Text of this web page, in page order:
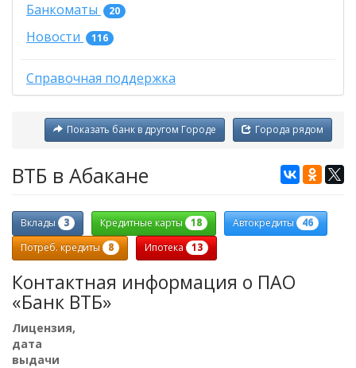
Банкоматы 20
Новости 116
Справочная поддержка
Города рядом
Показать банк в другом Городе
ВТБ в Абакане
Вклады 3 Кредитные карты 18 Автокредиты 46
Потреб. кредиты 8 Ипотека 13
Контактная информация о ПАО
«Банк ВТБ»
Лицензия,
дата
выдачи